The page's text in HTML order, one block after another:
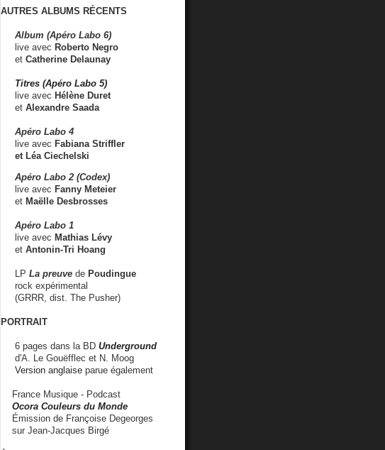
AUTRES ALBUMS RÉCENTS
Album (Apéro Labo 6)
live avec Roberto Negro
et Catherine Delaunay
Titres (Apéro Labo 5)
live avec Hélène Duret
et Alexandre Saada
Apéro Labo 4
live avec Fabiana Striffler
et Léa Ciechelski
Apéro Labo 2 (Codex)
live avec Fanny Meteier
et Maëlle Desbrosses
Apéro Labo 1
live avec Mathias Lévy
et Antonin-Tri Hoang
LP La preuve de Poudingue
rock expérimental
(GRRR, dist. The Pusher)
PORTRAIT
6 pages dans la BD Underground
d'A. Le Gouëfflec et N. Moog
Version anglaise parue également
France Musique - Podcast
Ocora Couleurs du Monde
Émission de Françoise Degeorges
sur Jean-Jacques Birgé